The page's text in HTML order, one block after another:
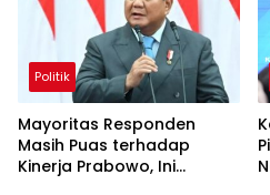
Politik
Mayoritas Responden
Masih Puas terhadap
Kinerja Prabowo, Ini